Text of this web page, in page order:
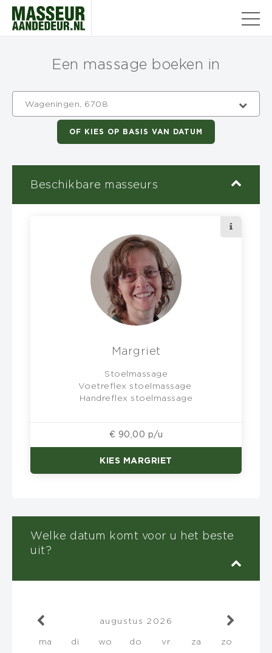
Een massage boeken in
Wageningen, 6708
OF KIES OP BASIS VAN DATUM
Beschikbare masseurs
Margriet
Stoelmassage
Voetreflex stoelmassage
Handreflex stoelmassage
€ 90,00 p/u
KIES MARGRIET
Welke datum komt voor u het beste
uit?
augustus 2026
ma di wo do vr za
zo